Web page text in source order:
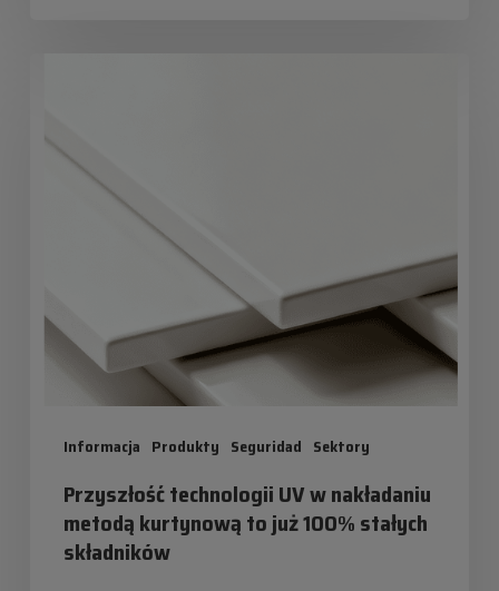
Informacja Produkty Seguridad Sektory
to
już
składników
Przyszłość technologii UV w nakładaniu
metodą kurtynową to już 100% stałych
składników